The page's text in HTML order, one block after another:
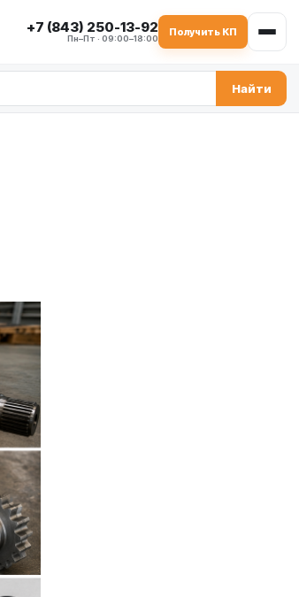
+7 (843) 250-13-92
Пн–Пт · 09:00–18:00
Получить КП
Найти